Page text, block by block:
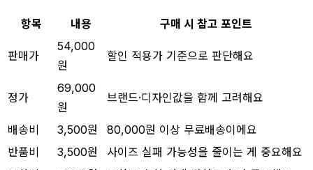
항목 내용 구매 시 참고 포인트
판매가
54,000
원
할인 적용가 기준으로 판단해요
정가
69,000
원
브랜드·디자인값을 함께 고려해요
배송비 3,500원
80,000원 이상 무료배송이에요
반품비
3,500원
사이즈 실패 가능성을 줄이는 게 중요해요